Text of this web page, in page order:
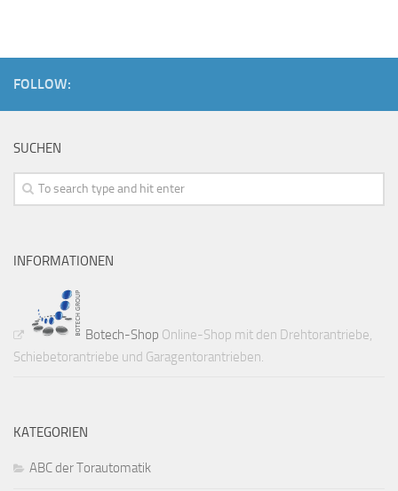
FOLLOW:
SUCHEN
INFORMATIONEN
Botech-Shop Online-Shop mit den Drehtorantriebe,
Schiebetorantriebe und Garagentorantrieben.
KATEGORIEN
ABC der Torautomatik